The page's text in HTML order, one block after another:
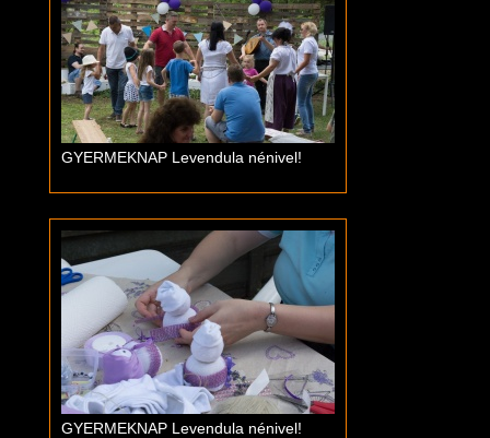
GYERMEKNAP Levendula nénivel!
GYERMEKNAP Levendula nénivel!